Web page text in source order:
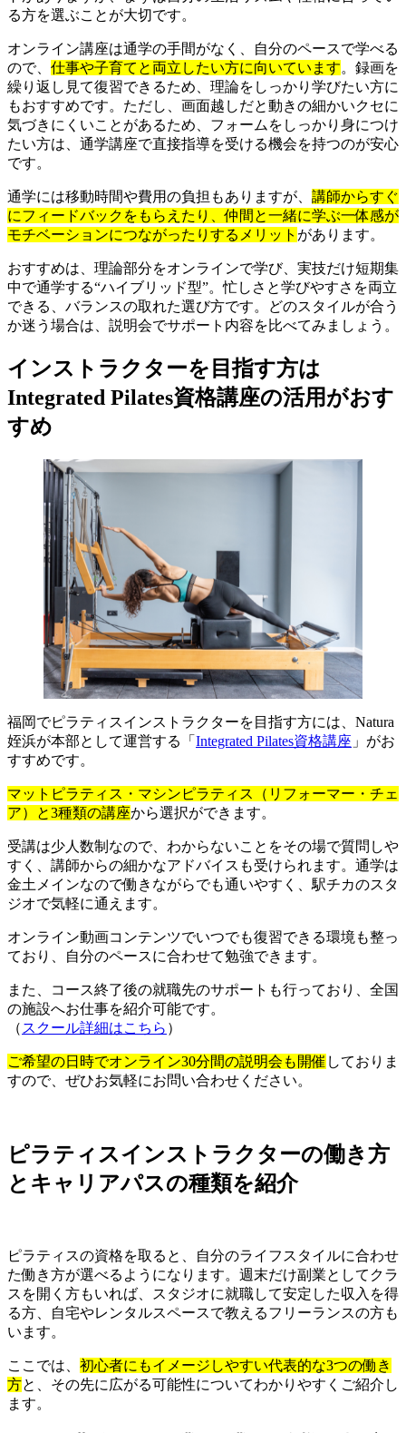
る方を選ぶことが大切です。
オンライン講座は通学の手間がなく、自分のペースで学べる
ので、 仕事や子育てと両立したい方に向いています。録画を
繰り返し見て復習できるため、理論をしっかり学びたい方に
もおすすめです。ただし、画面越しだと動きの細かいクセに
気づきにくいことがあるため、フォームをしっかり身につけ
たい方は、通学講座で直接指導を受ける機会を持つのが安心
です。
通学には移動時間や費用の負担もありますが、 講師からすぐ
にフィードバックをもらえたり、仲間と一緒に学ぶ一体感が
モチベーションにつながったりするメリット があります。
おすすめは、理論部分をオンラインで学び、実技だけ短期集
中で通学する“ハイブリッド型”。忙しさと学びやすさを両立
できる、バランスの取れた選び方です。どのスタイルが合う
か迷う場合は、説明会でサポート内容を比べてみましょう。
インストラクターを目指す方は
Integrated Pilates資格講座の活用がおす
すめ
福岡でピラティスインストラクターを目指す方には、Natura
姪浜が本部として運営する「 Integrated Pilates資格講座 」がお
すすめです。
マットピラティス・マシンピラティス（リフォーマー・チェ
ア）と3種類の講座から選択ができます。
受講は少人数制なので、わからないことをその場で質問しや
すく、講師からの細かなアドバイスも受けられます。通学は
金土メインなので働きながらでも通いやすく、駅チカのスタ
ジオで気軽に通えます。
オンライン動画コンテンツでいつでも復習できる環境も整っ
ており、自分のペースに合わせて勉強できます。
また、コース終了後の就職先のサポートも行っており、全国
の施設へお仕事を紹介可能です。
（ スクール詳細はこちら ）
ご希望の日時でオンライン30分間の説明会も開催 しておりま
すので、ぜひお気軽にお問い合わせください。
ピラティスインストラクターの働き方
とキャリアパスの種類を紹介
ピラティスの資格を取ると、自分のライフスタイルに合わせ
た働き方が選べるようになります。週末だけ副業としてクラ
スを開く方もいれば、スタジオに就職して安定した収入を得
る方、自宅やレンタルスペースで教えるフリーランスの方も
います。
ここでは、 初心者にもイメージしやすい代表的な3つの働き
方と、その先に広がる可能性についてわかりやすくご紹介し
ます。